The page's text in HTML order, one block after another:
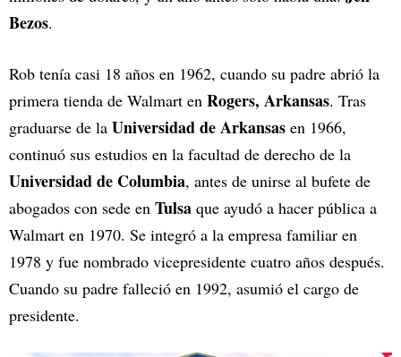
Bezos.
Rob tenía casi 18 años en 1962, cuando su padre abrió la
primera tienda de Walmart en Rogers, Arkansas. Tras
graduarse de la Universidad de Arkansas en 1966,
continuó sus estudios en la facultad de derecho de la
Universidad de Columbia, antes de unirse al bufete de
abogados con sede en Tulsa que ayudó a hacer pública a
Walmart en 1970. Se integró a la empresa familiar en
1978 y fue nombrado vicepresidente cuatro años después.
Cuando su padre falleció en 1992, asumió el cargo de
presidente.